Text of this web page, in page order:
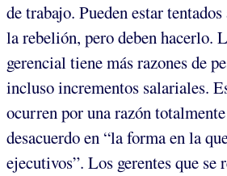
de trabajo. Pueden estar
la rebelión, pero deben hacerlo.
gerencial tiene más razones de
incluso incrementos salariales.
ocurren por una razón
desacuerdo en “la forma en la
ejecutivos”. Los gerentes que se